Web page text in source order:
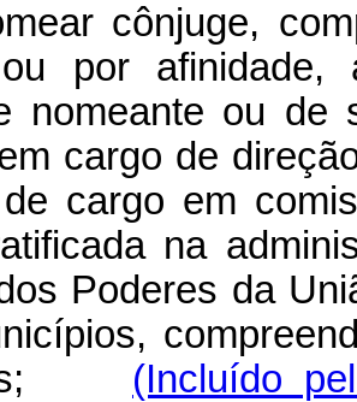
cônjuge,
por
nomeante ou de
cargo de
cargo em
na
Poderes da
(Incluído